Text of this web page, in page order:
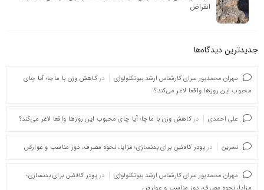
انقراض
جدیدترین دیدگاه‌‌ها
مهران محمدپور سرای کارشناس ارشد بیوتکنولوژی در کاهش وزن با ماچا؛ آیا چای
محبوب این روزها واقعا لاغر می‌کند؟
علی احمدی در کاهش وزن با ماچا؛ آیا چای محبوب این روزها واقعا لاغر می‌کند؟
نسرین در پودر کافئین برای بدنسازی؛ مزایا، نحوه مصرف، دوز مناسب و عوارض
مهران محمدپور سرای کارشناس ارشد بیوتکنولوژی در پودر کافئین برای بدنسازی؛